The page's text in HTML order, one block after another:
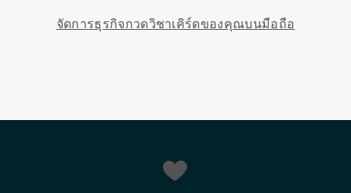
จัดการธุรกิจกวดวิชาเคิร์ดของคุณบนมือถือ